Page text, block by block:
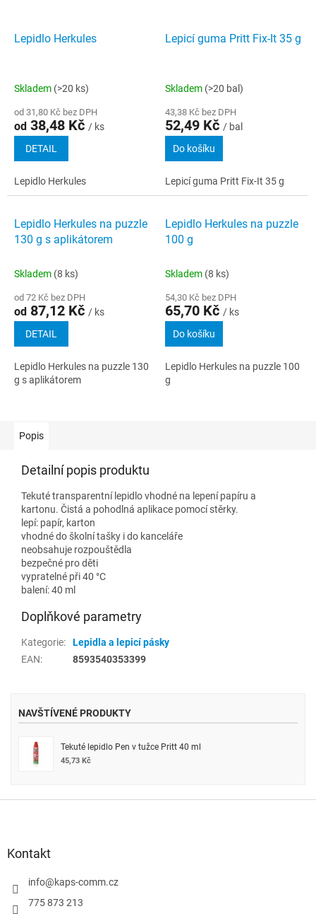
Lepidlo Herkules
Skladem (>20 ks)
od 31,80 Kč bez DPH
od 38,48 Kč / ks
DETAIL
Lepidlo Herkules
Lepicí guma Pritt Fix-It 35 g
Skladem (>20 bal)
43,38 Kč bez DPH
52,49 Kč / bal
Do košíku
Lepicí guma Pritt Fix-It 35 g
Lepidlo Herkules na puzzle
130 g s aplikátorem
Skladem (8 ks)
od 72 Kč bez DPH
od 87,12 Kč / ks
DETAIL
Lepidlo Herkules na puzzle 130
g s aplikátorem
Lepidlo Herkules na puzzle
100 g
Skladem (8 ks)
54,30 Kč bez DPH
65,70 Kč / ks
Do košíku
Lepidlo Herkules na puzzle 100
g
Popis
Detailní popis produktu
Tekuté transparentní lepidlo vhodné na lepení papíru a
kartonu. Čistá a pohodlná aplikace pomocí stěrky.
lepí: papír, karton
vhodné do školní tašky i do kanceláře
neobsahuje rozpouštědla
bezpečné pro děti
vypratelné při 40 °C
balení: 40 ml
Doplňkové parametry
Kategorie:
Lepidla a lepicí pásky
EAN: 8593540353399
NAVŠTÍVENÉ PRODUKTY
Tekuté lepidlo Pen v tužce Pritt 40 ml
45,73 Kč
Kontakt
info@kaps-comm.cz
775 873 213